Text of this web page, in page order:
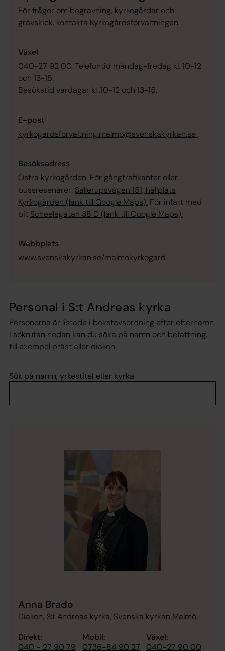
För frågor om begravning, kyrkogårdar och
gravskick, kontakta Kyrkogårdsförvaltningen.
Växel
040-27 92 00. Telefontid måndag-fredag kl. 10-12
och 13-15.
Besökstid vardagar kl .10-12 och 13-15.
E-post
kyrkogardsforvaltning.malmo@svenskakyrkan.se
Besöksadress
Östra kyrkogården. För gångtrafikanter eller
bussresenärer: Sallerupsvägen 151, hållplats
Kyrkogården (länk till Google Maps). För infart med
bil: Scheelegatan 38 D (länk till Google Maps).
Webbplats
www.svenskakyrkan.se/malmokyrkogard
Personal i S:t Andreas kyrka
Personerna är listade i bokstavsordning efter efternamn.
I sökrutan nedan kan du söka på namn och befattning,
till exempel präst eller diakon.
Sök på namn, yrkestitel eller kyrka
Anna Brade
Diakon, S:t Andreas kyrka, Svenska kyrkan Malmö
Direkt:
040 - 27 90 79
Mobil:
0736-84 90 27
Växel:
040-27 90 00